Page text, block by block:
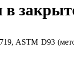
ASTM D93